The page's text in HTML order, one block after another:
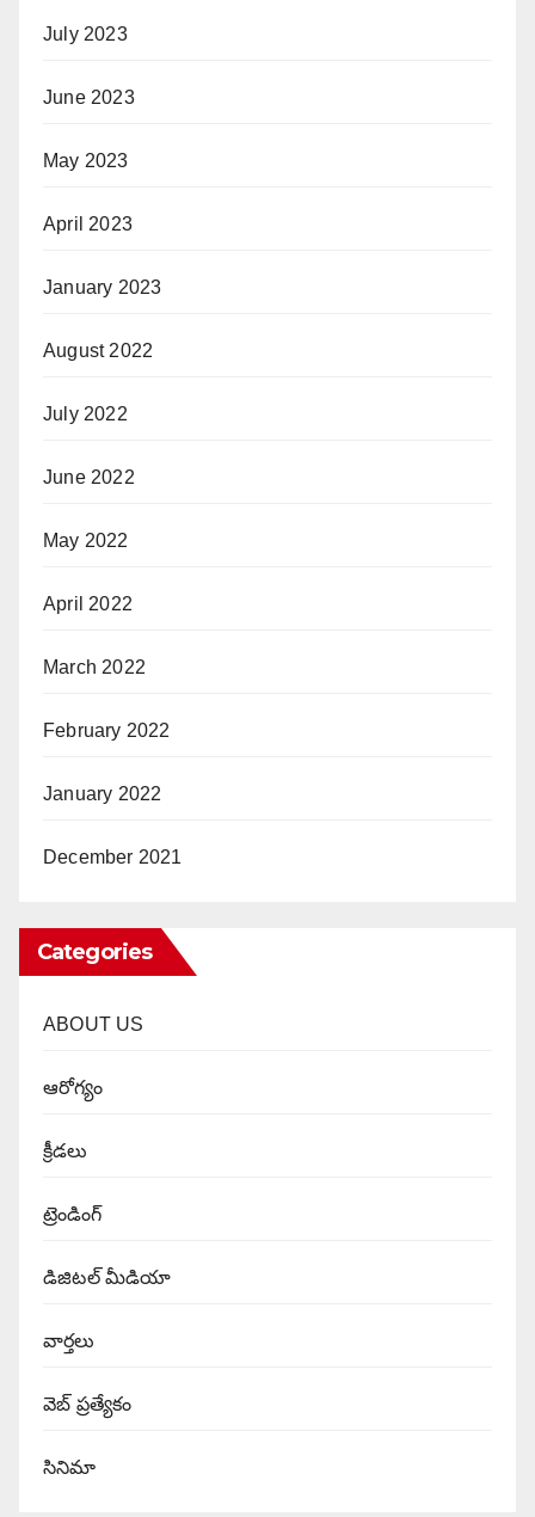
July 2023
June 2023
May 2023
April 2023
January 2023
August 2022
July 2022
June 2022
May 2022
April 2022
March 2022
February 2022
January 2022
December 2021
Categories
ABOUT US
ఆరోగ్యం
క్రీడలు
ట్రెండింగ్
డిజిటల్ మీడియా
వార్త‌లు
వెబ్ ప్రత్యేకం
సినిమా